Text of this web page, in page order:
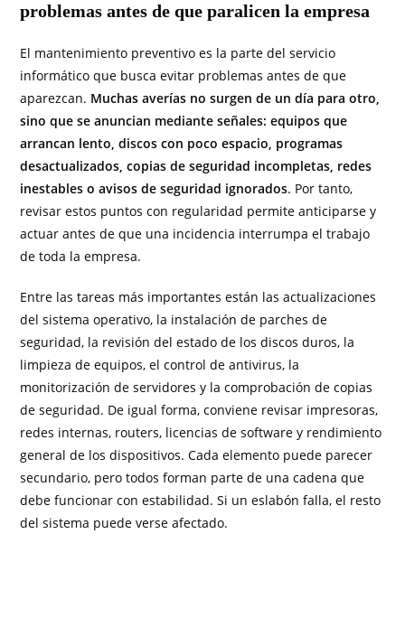
problemas antes de que paralicen la empresa
El mantenimiento preventivo es la parte del servicio
informático que busca evitar problemas antes de que
aparezcan. Muchas averías no surgen de un día para otro,
sino que se anuncian mediante señales: equipos que
arrancan lento, discos con poco espacio, programas
desactualizados, copias de seguridad incompletas, redes
inestables o avisos de seguridad ignorados. Por tanto,
revisar estos puntos con regularidad permite anticiparse y
actuar antes de que una incidencia interrumpa el trabajo
de toda la empresa.
Entre las tareas más importantes están las actualizaciones
del sistema operativo, la instalación de parches de
seguridad, la revisión del estado de los discos duros, la
limpieza de equipos, el control de antivirus, la
monitorización de servidores y la comprobación de copias
de seguridad. De igual forma, conviene revisar impresoras,
redes internas, routers, licencias de software y rendimiento
general de los dispositivos. Cada elemento puede parecer
secundario, pero todos forman parte de una cadena que
debe funcionar con estabilidad. Si un eslabón falla, el resto
del sistema puede verse afectado.